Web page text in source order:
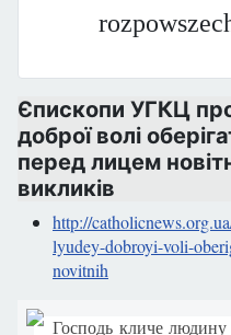
Єпископи УГКЦ
доброї волі
перед лицем
викликів
http://
lyudey-dobroyi-voli-
novitnih
Господь кличе людину